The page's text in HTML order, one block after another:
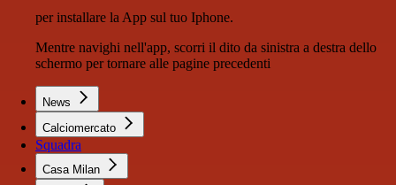
per installare la App sul tuo Iphone.
Mentre navighi nell'app, scorri il dito da sinistra a destra dello
schermo per tornare alle pagine precedenti
News
Calciomercato
Squadra
Casa Milan